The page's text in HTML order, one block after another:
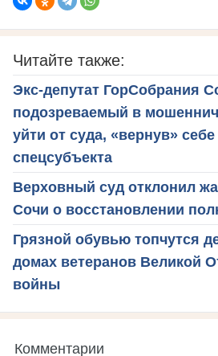
Читайте также:
Экс-депутат ГорСобрания
подозреваемый в
уйти от суда, «вернув» себе
спецсубъекта
Верховный суд отклонил
Сочи о восстановлении
Грязной обувью топчутся
домах ветеранов Великой
войны
Комментарии